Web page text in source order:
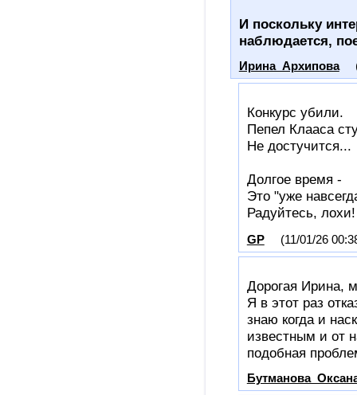
И поскольку
наблюдается,
Ирина_Архипова
Конкурс убили.
Пепел Клааса
Не
Долгое время -
Это "уже
Радуйтесь,
GP (11/01/26
Дорогая Ирина,
Я в этот раз
знаю когда и
известным и от
подобная